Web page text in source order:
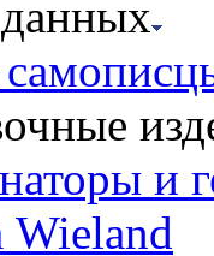
и
Wieland